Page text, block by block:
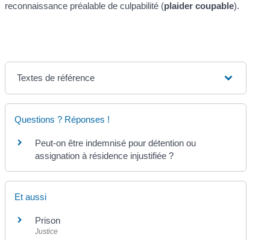
reconnaissance préalable de culpabilité (plaider coupable).
Textes de référence
Questions ? Réponses !
Peut-on être indemnisé pour détention ou
assignation à résidence injustifiée ?
Et aussi
Prison
Justice